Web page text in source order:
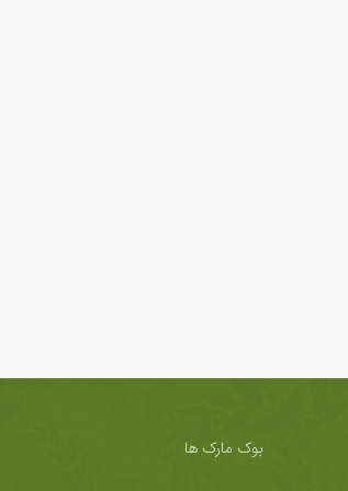
بوک مارک ها